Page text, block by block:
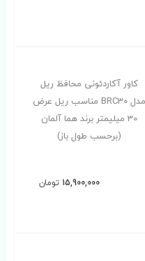
کاور آکاردئونی محافظ ریل
مدل BRC30 مناسب ریل عرض
30 میلیمتر برند هما آلمان
(برحسب طول باز)
15,900,000 تومان